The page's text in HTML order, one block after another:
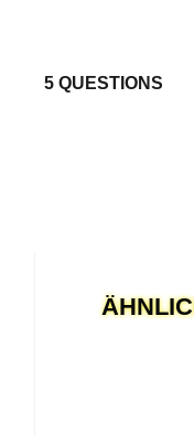
5 QUESTIONS